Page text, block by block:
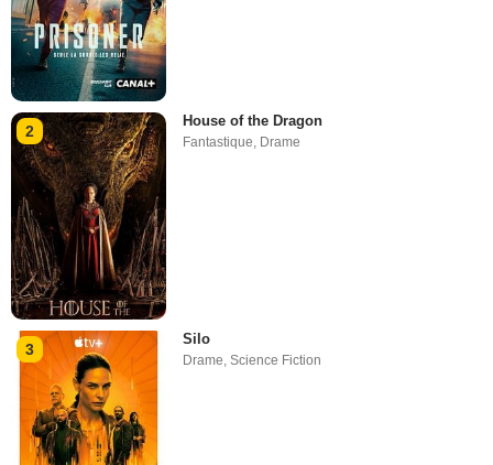
2
House of the Dragon
Fantastique Drame
3
Silo
Drame,Science Fiction